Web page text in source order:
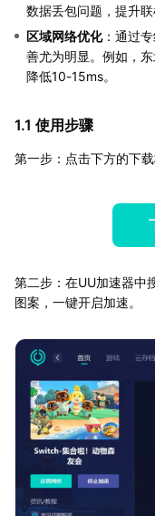
数据丢包问题，提升联
区域网络优化：通过
善尤为明显。例如，
降低10-15ms。
1.1 使用步骤
第一步：点击下方的下
第二步：在UU加速器中
图案，一键开启加速。